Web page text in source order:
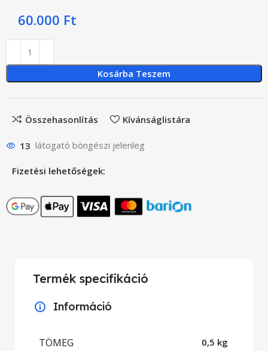
60.000 Ft
Kosárba Teszem
Összehasonlítás Kívánságlistára
13 látogató böngészi jelenleg
Fizetési lehetőségek:
Termék specifikáció
Információ
TÖMEG 0,5 kg